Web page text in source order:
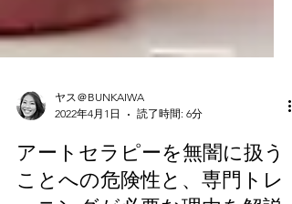
2022年4月1日
読了時間: 6分
アートセラピーを無闇に扱う